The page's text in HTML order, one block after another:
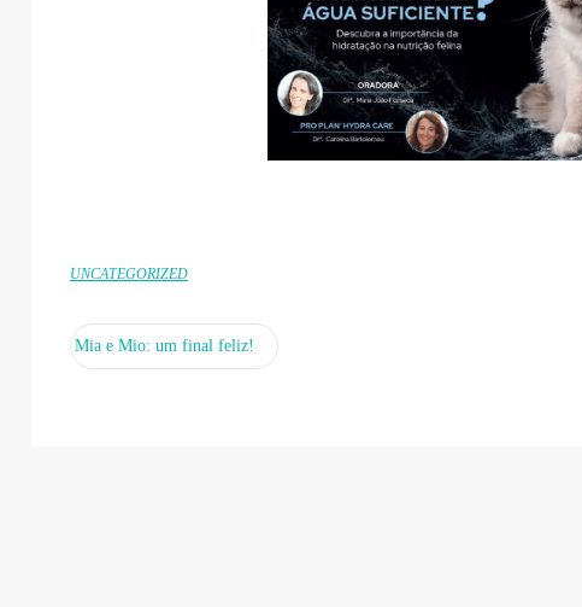
UNCATEGORIZED
Mia e Mio: um final feliz!